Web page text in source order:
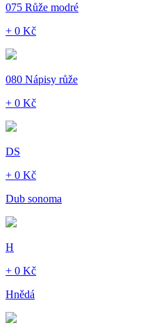
075 Růže modré
+ 0 Kč
080 Nápisy růže
+ 0 Kč
DS
+ 0 Kč
Dub sonoma
H
+ 0 Kč
Hnědá